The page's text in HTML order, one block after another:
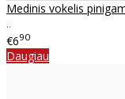
Medinis vokelis
..
€690
Daugiau